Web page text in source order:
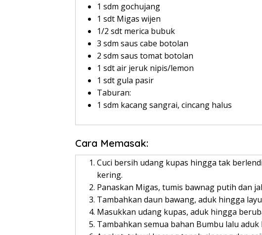
1 sdm gochujang
1 sdt Migas wijen
1/2 sdt merica bubuk
3 sdm saus cabe botolan
2 sdm saus tomat botolan
1 sdt air jeruk nipis/lemon
1 sdt gula pasir
Taburan:
1 sdm kacang sangrai, cincang halus
Cara Memasak:
Cuci bersih udang kupas hingga tak
kering.
Panaskan Migas, tumis bawnag putih dan
Tambahkan daun bawang, aduk hingga
Masukkan udang kupas, aduk hingga
Tambahkan semua bahan Bumbu lalu